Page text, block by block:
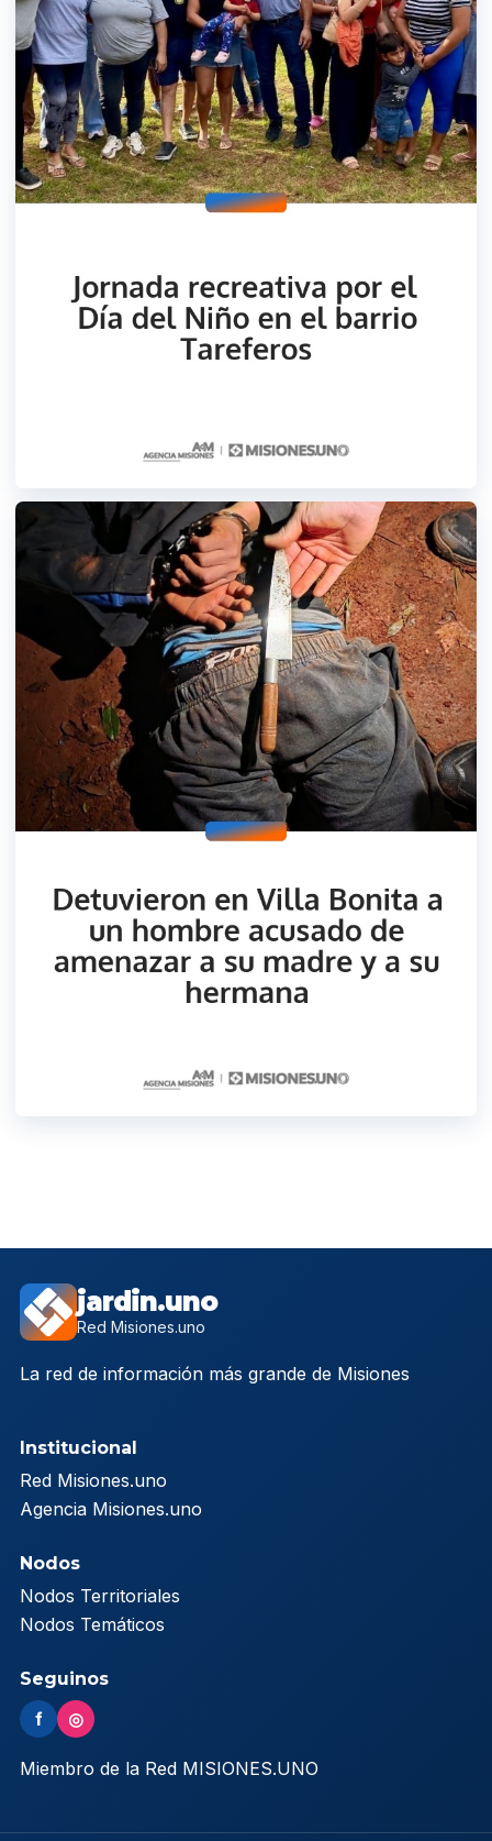
jardin.uno
Red Misiones.uno
La red de información más grande de Misiones
Institucional
Red Misiones.uno
Agencia Misiones.uno
Nodos
Nodos Territoriales
Nodos Temáticos
Seguinos
f ◎
Miembro de la Red MISIONES.UNO